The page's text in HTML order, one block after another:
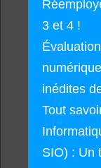
3 et 4 !
inédites
Tout
SIO) : Un